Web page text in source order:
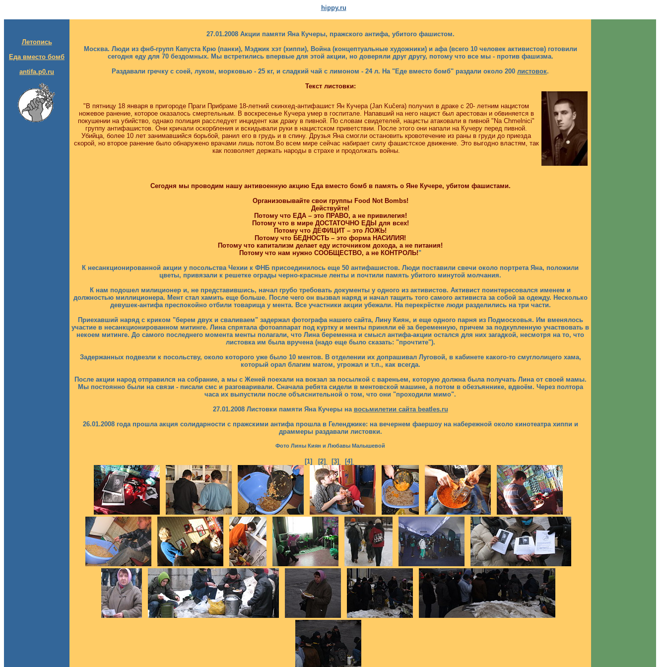
hippy.ru
Летопись
Еда вместо бомб
antifa.p0.ru
27.01.2008 Акции памяти Яна Кучеры, пражского антифа, убитого фашистом.
Москва. Люди из фнб-групп Капуста Крю (панки), Мэджик хэт (хиппи), Война (концептуальные художники) и афа (всего 10 человек активистов) готовили
сегодня еду для 70 бездомных. Мы встретились впервые для этой акции, но доверяли друг другу, потому что все мы - против фашизма.
Раздавали гречку с соей, луком, морковью - 25 кг, и сладкий чай с лимоном - 24 л. На "Еде вместо бомб" раздали около 200 листовок.
Текст листовки:
"В пятницу 18 января в пригороде Праги Прибраме 18-летний скинхед-антифашист Ян Кучера (Jan Kučera) получил в драке с 20- летним нацистом
ножевое ранение, которое оказалось смертельным. В воскресенье Кучера умер в госпитале. Напавший на него нацист был арестован и обвиняется в
покушении на убийство, однако полиция расследует инцидент как драку в пивной. По словам свидетелей, нацисты атаковали в пивной "Na Chmelnici"
группу антифашистов. Они кричали оскорбления и вскидывали руки в нацистском приветствии. После этого они напали на Кучеру перед пивной.
Убийца, более 10 лет занимавшийся борьбой, ранил его в грудь и в спину. Друзья Яна смогли остановить кровотечение из раны в груди до приезда
скорой, но второе ранение было обнаружено врачами лишь потом.Во всем мире сейчас набирает силу фашистское движение. Это выгодно властям, так
как позволяет держать народы в страхе и продолжать войны.
Сегодня мы проводим нашу антивоенную акцию Еда вместо бомб в память о Яне Кучере, убитом фашистами.
Организовывайте свои группы Food Not Bombs!
Действуйте!
Потому что ЕДА – это ПРАВО, а не привилегия!
Потому что в мире ДОСТАТОЧНО ЕДЫ для всех!
Потому что ДЕФИЦИТ – это ЛОЖЬ!
Потому что БЕДНОСТЬ – это форма НАСИЛИЯ!
Потому что капитализм делает еду источником дохода, а не питания!
Потому что нам нужно СООБЩЕСТВО, а не КОНТРОЛЬ!"
К несанкционированной акции у посольства Чехии к ФНБ присоединилось еще 50 антифашистов. Люди поставили свечи около портрета Яна, положили
цветы, привязали к решетке ограды черно-красные ленты и почтили память убитого минутой молчания.
К нам подошел милиционер и, не представившись, начал грубо требовать документы у одного из активистов. Активист поинтересовался именем и
должностью миллиционера. Мент стал хамить еще больше. После чего он вызвал наряд и начал тащить того самого активиста за собой за одежду. Несколько
девушек-антифа преспокойно отбили товарища у мента. Все участники акции убежали. На перекрёстке люди разделились на три части.
Приехавший наряд с криком "берем двух и сваливаем" задержал фотографа нашего сайта, Лину Киян, и еще одного парня из Подмосковья. Им вменялось
участие в несанкционированном митинге. Лина спрятала фотоаппарат под куртку и менты приняли её за беременную, причем за подкупленную участвовать в
некоем митинге. До самого последнего момента менты полагали, что Лина беременна и смысл антифа-акции остался для них загадкой, несмотря на то, что
листовка им была вручена (надо еще было сказать: "прочтите").
Задержанных подвезли к посольству, около которого уже было 10 ментов. В отделении их допрашивал Луговой, в кабинете какого-то смуглолицего хама,
который орал благим матом, угрожал и т.п., как всегда.
После акции народ отправился на собрание, а мы с Женей поехали на вокзал за посылкой с вареньем, которую должна была получать Лина от своей мамы.
Мы постоянно были на связи - писали смс и разговаривали. Сначала ребята сидели в ментовской машине, а потом в обезъяннике, вдвоём. Через полтора
часа их выпустили после объяснительной о том, что они "проходили мимо".
27.01.2008 Листовки памяти Яна Кучеры на восьмилетии сайта beatles.ru
26.01.2008 года прошла акция солидарности с пражскими антифа прошла в Геленджике: на вечернем фаершоу на набережной около кинотеатра хиппи и
драммеры раздавали листовки.
Фото Лины Киян и Любавы Малышевой
[1] [2] [3] [4]